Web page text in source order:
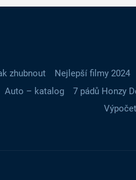
zhubnout Nejlepší filmy 2024
Auto – katalog
7 pádů Honzy